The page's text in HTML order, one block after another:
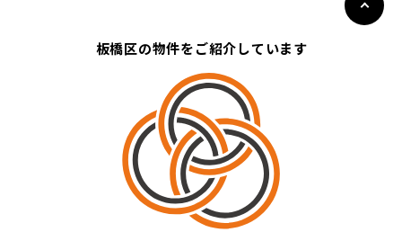
板橋区の物件をご紹介しています